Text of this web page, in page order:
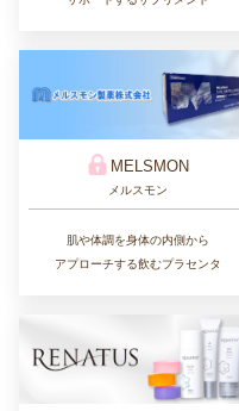
MELSMON
メルスモン
肌や体調を身体の内側から
アプローチする飲むプラセンタ